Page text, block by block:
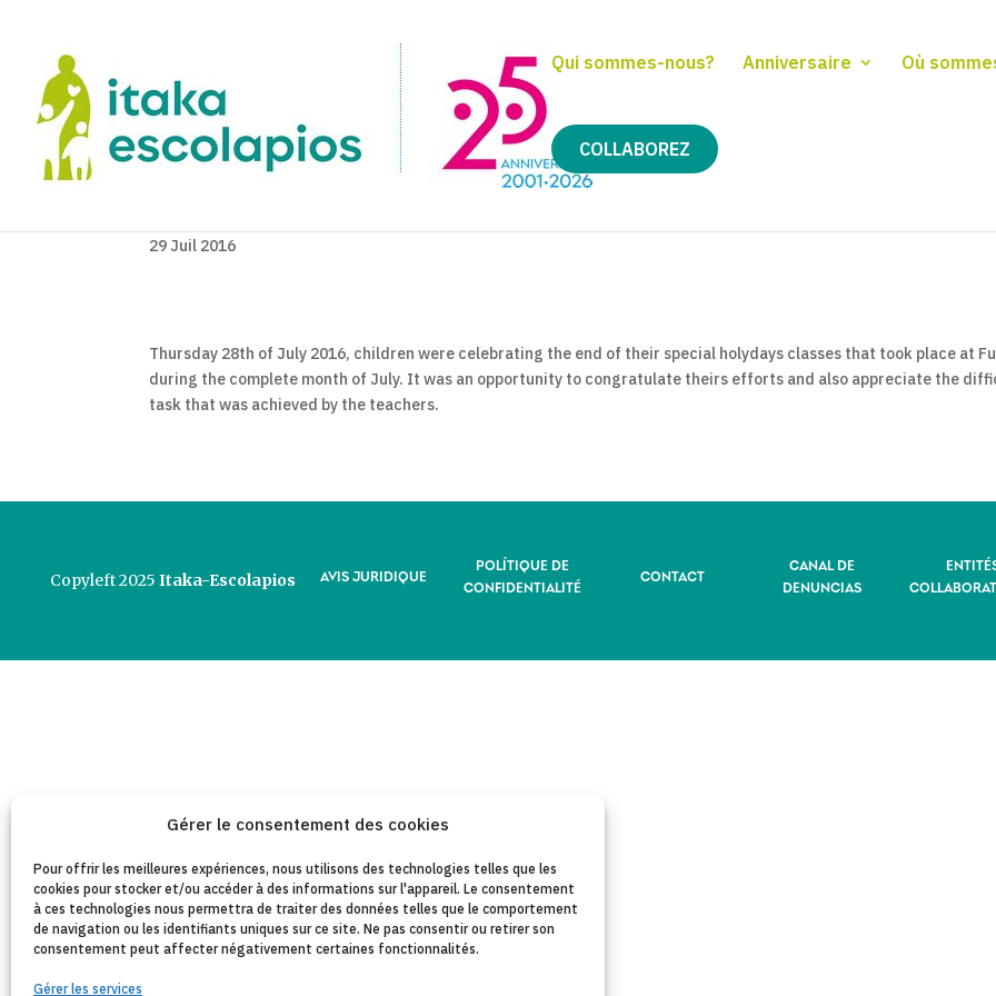
Gérer le consentement des cookies
Pour offrir les meilleures expériences, nous utilisons des technologies telles que les
cookies pour stocker et/ou accéder à des informations sur l'appareil. Le consentement
à ces technologies nous permettra de traiter des données telles que le comportement
de navigation ou les identifiants uniques sur ce site. Ne pas consentir ou retirer son
consentement peut affecter négativement certaines fonctionnalités.
Gérer les services
Qui sommes-nous? Anniversaire Où
COLLABOREZ
29 Juil 2016
Thursday 28th of July 2016, children were celebrating the end of their special holydays classes that took place at
during the complete month of July. It was an opportunity to congratulate theirs efforts and also appreciate the
task that was achieved by the teachers.
Copyleft 2025 Itaka-Escolapios AVIS JURIDIQUE
POLÍTIQUE DE
CONFIDENTIALITÉ
CONTACT
CANAL DE
DENUNCIAS